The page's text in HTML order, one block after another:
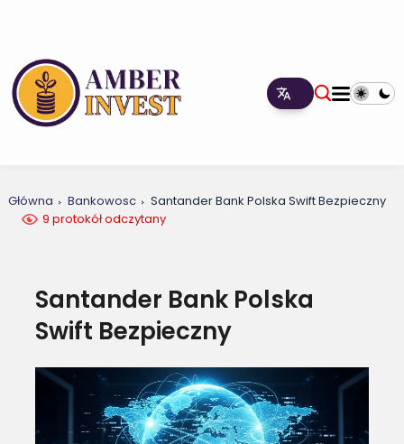
Główna Bankowosc
Santander Bank Polska Swift Bezpieczny
9 protokół odczytany
Santander Bank Polska
Swift Bezpieczny